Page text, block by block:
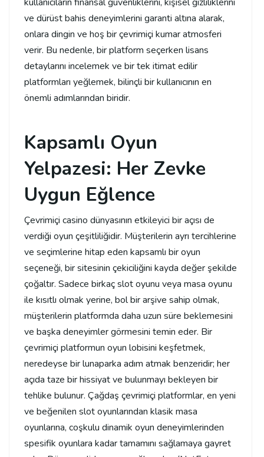
ve dürüst bahis deneyimlerini garanti altına alarak,
onlara dingin ve hoş bir çevrimiçi kumar atmosferi
verir. Bu nedenle, bir platform seçerken lisans
detaylarını incelemek ve bir tek itimat edilir
platformları yeğlemek, bilinçli bir kullanıcının en
önemli adımlarından biridir.
Kapsamlı Oyun
Yelpazesi: Her Zevke
Uygun Eğlence
Çevrimiçi casino dünyasının etkileyici bir açısı de
verdiği oyun çeşitliliğidir. Müşterilerin ayrı tercihlerine
ve seçimlerine hitap eden kapsamlı bir oyun
seçeneği, bir sitesinin çekiciliğini kayda değer şekilde
çoğaltır. Sadece birkaç slot oyunu veya masa oyunu
ile kısıtlı olmak yerine, bol bir arşive sahip olmak,
müşterilerin platformda daha uzun süre beklemesini
ve başka deneyimler görmesini temin eder. Bir
çevrimiçi platformun oyun lobisini keşfetmek,
neredeyse bir lunaparka adım atmak benzeridir; her
açıda taze bir hissiyat ve bulunmayı bekleyen bir
tehlike bulunur. Çağdaş çevrimiçi platformlar, en yeni
ve beğenilen slot oyunlarından klasik masa
oyunlarına, coşkulu dinamik oyun deneyimlerinden
spesifik oyunlara kadar tamamını sağlamaya gayret